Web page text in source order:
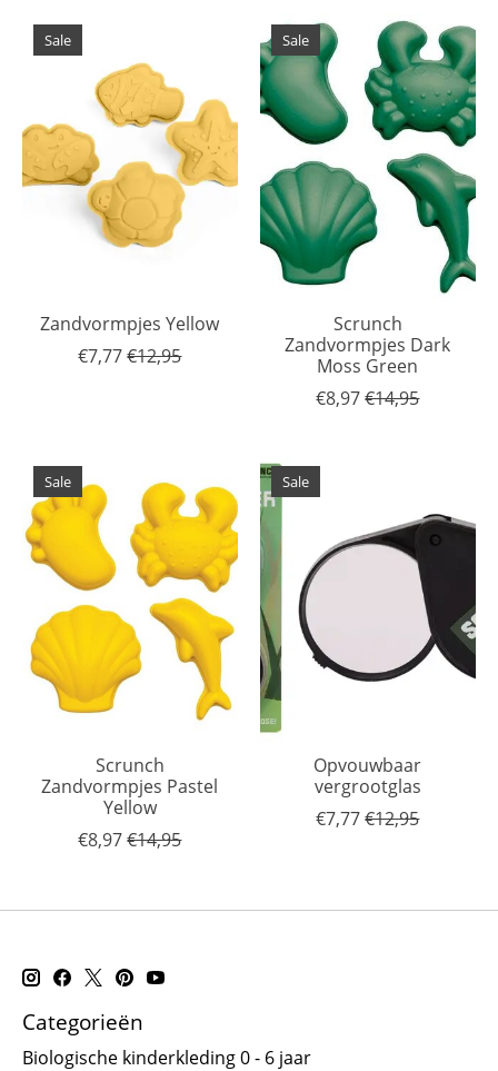
Sale
Zandvormpjes Yellow
€7,77 €12,95
Sale
Scrunch
Zandvormpjes Dark
Moss Green
€8,97 €14,95
Sale
Scrunch
Zandvormpjes Pastel
Yellow
€8,97 €14,95
Sale
Opvouwbaar
vergrootglas
€7,77 €12,95
Categorieën
Biologische kinderkleding 0 - 6 jaar